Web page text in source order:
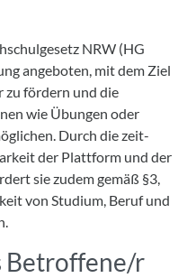
NRW (HG
angeboten, mit dem Ziel
zu fördern und die
wie Übungen oder
Durch die zeit-
der Plattform und der
sie zudem gemäß §3,
von Studium, Beruf und
Betroffene/r